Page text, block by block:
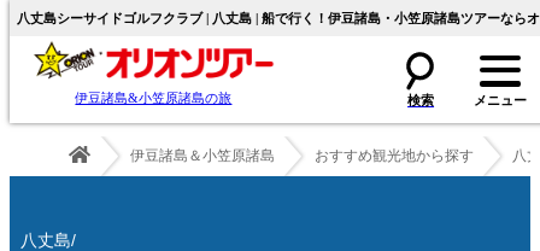
八丈島シーサイドゴルフクラブ | 八丈島 | 船で行く！伊豆諸島・小笠原諸島ツアーなら
伊豆諸島&小笠原諸島の旅
伊豆諸島＆小笠原諸島 おすすめ観光地から探す 八
八丈島/